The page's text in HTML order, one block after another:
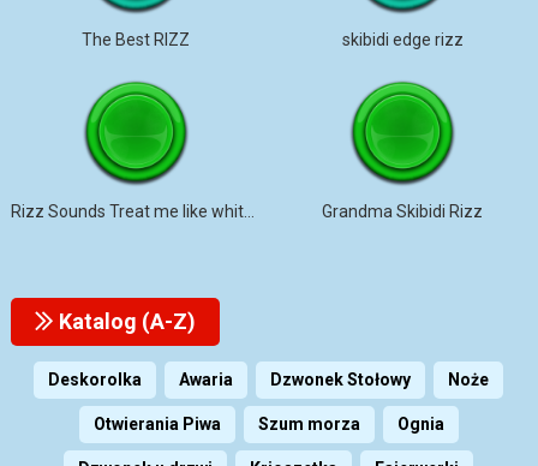
The Best RIZZ skibidi edge rizz
Rizz Sounds Treat me like white T Grandma Skibidi Rizz
Katalog (A-Z)
Deskorolka Awaria Dzwonek Stołowy Noże
Otwierania Piwa Szum morza Ognia